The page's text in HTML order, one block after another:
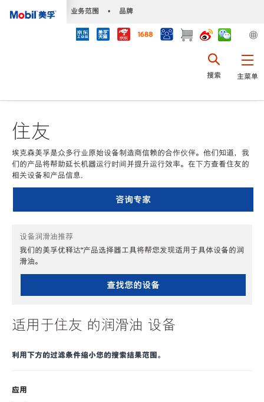
业务范围 • 品牌
主菜单
搜索
住友
埃克森美孚是众多行业原始设备制造商信赖的合作伙伴。他们知道，我
们的产品将帮助延长机器运行时间并提升运行效率。在下方查看住友的
相关设备和产品信息.
咨询专家
设备润滑油推荐
我们的美孚优释达℠产品选择器工具将帮您发现适用于具体设备的润
滑油。
查找您的设备
适用于住友 的润滑油 设备
利用下方的过滤条件缩小您的搜索结果范围。
应用